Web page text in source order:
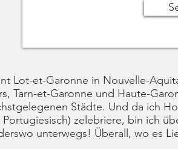
Lot-et-Garonne in Nouvelle-
Tarn-et-Garonne und Haute-
Städte. Und da ich
zelebriere, bin ich
unterwegs! Überall, wo es